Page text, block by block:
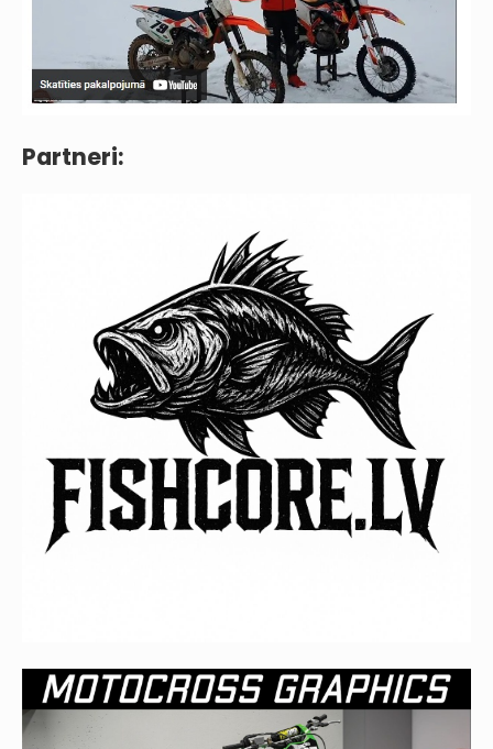
Partneri: